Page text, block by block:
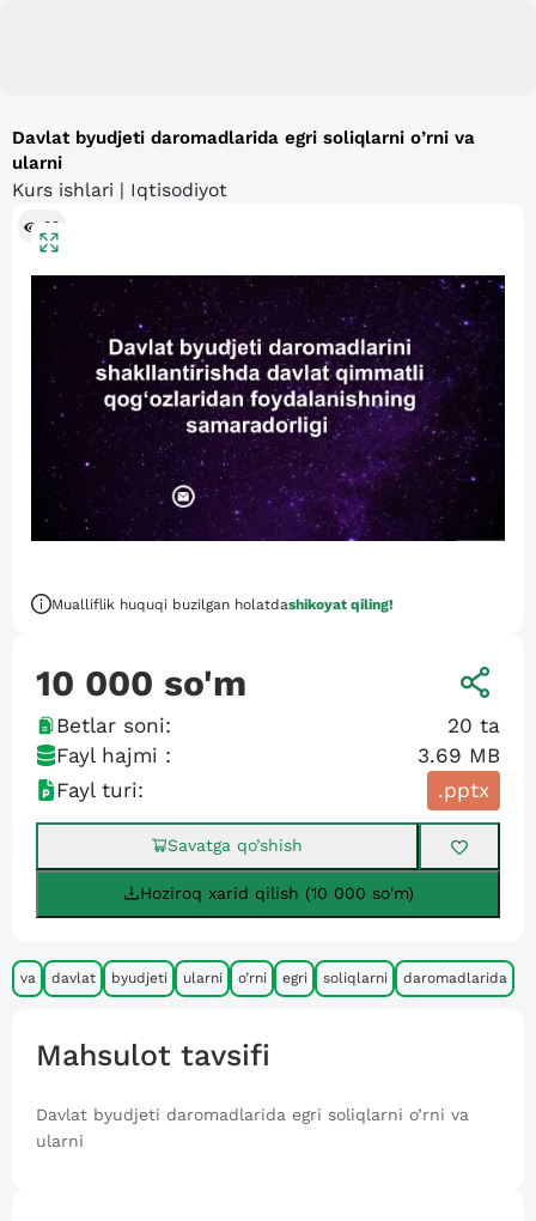
Davlat byudjeti daromadlarida egri soliqlarni o’rni va
ularni
Kurs ishlari | Iqtisodiyot
83
Mualliflik huquqi buzilgan holatdashikoyat qiling!
10 000 so'm
Betlar soni: 20 ta
Fayl hajmi :
3.69 MB
Fayl turi:
.pptx
Savatga qo’shish
Hoziroq xarid qilish (10 000 so'm)
va davlat byudjeti ularni o’rni egri soliqlarni daromadlarida
Mahsulot tavsifi
Davlat byudjeti daromadlarida egri soliqlarni o’rni va
ularni